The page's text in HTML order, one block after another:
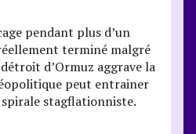
pendant plus d’un
terminé malgré
d’Ormuz aggrave la
peut entrainer
spirale stagflationniste.